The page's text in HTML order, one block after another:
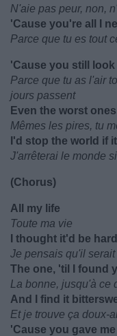
N'aie pas peur, non,
'Cause you're all I
Parce que tu es tout
'Cause you still
Parce que tu as l'air
jours passent
Even the worst
Mêmes les pires, tu
I'd stop the world if
J'arrêterai le monde
(Chorus)
All my life
Toute ma vie
I thought it'd be
Je pensais qu'il
The one, 'til I found
La bonne, jusqu'à ce
And I find it
Et je trouve ça doux-
'Cause you gave